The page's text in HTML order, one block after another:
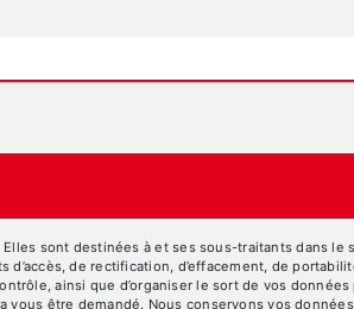
sont destinées à et ses sous-traitants dans le
de rectification, d’effacement, de
ainsi que d’organiser le sort de vos
être demandé. Nous conservons vos données